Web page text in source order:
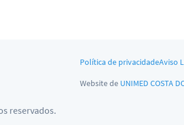
Política de privacidadeAviso
Website de UNIMED COSTA
reservados.